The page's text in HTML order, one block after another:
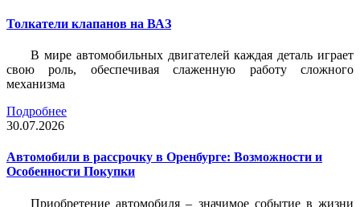
Толкатели клапанов на ВАЗ
В мире автомобильных двигателей каждая деталь играет
свою роль, обеспечивая слаженную работу сложного
механизма
Подробнее
30.07.2026
Автомобили в рассрочку в Оренбурге: Возможности и
Особенности Покупки
Приобретение автомобиля – значимое событие в жизни